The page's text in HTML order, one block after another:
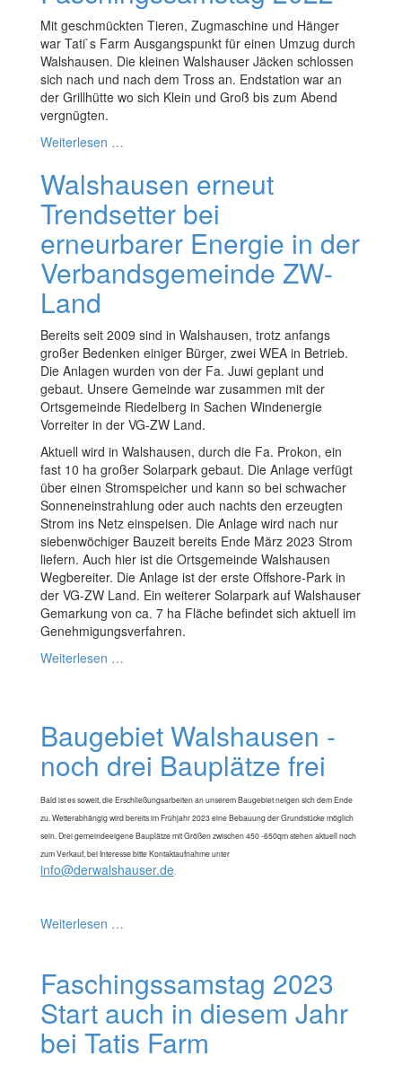
Mit geschmückten Tieren, Zugmaschine und Hänger
war Tati`s Farm Ausgangspunkt für einen Umzug durch
Walshausen. Die kleinen Walshauser Jäcken schlossen
sich nach und nach dem Tross an. Endstation war an
der Grillhütte wo sich Klein und Groß bis zum Abend
vergnügten.
Weiterlesen …
Walshausen erneut
Trendsetter bei
erneurbarer Energie in der
Verbandsgemeinde ZW-
Land
Bereits seit 2009 sind in Walshausen, trotz anfangs
großer Bedenken einiger Bürger, zwei WEA in Betrieb.
Die Anlagen wurden von der Fa. Juwi geplant und
gebaut. Unsere Gemeinde war zusammen mit der
Ortsgemeinde Riedelberg in Sachen Windenergie
Vorreiter in der VG-ZW Land.
Aktuell wird in Walshausen, durch die Fa. Prokon, ein
fast 10 ha großer Solarpark gebaut. Die Anlage verfügt
über einen Stromspeicher und kann so bei schwacher
Sonneneinstrahlung oder auch nachts den erzeugten
Strom ins Netz einspeisen. Die Anlage wird nach nur
siebenwöchiger Bauzeit bereits Ende März 2023 Strom
liefern. Auch hier ist die Ortsgemeinde Walshausen
Wegbereiter. Die Anlage ist der erste Offshore-Park in
der VG-ZW Land. Ein weiterer Solarpark auf Walshauser
Gemarkung von ca. 7 ha Fläche befindet sich aktuell im
Genehmigungsverfahren.
Weiterlesen …
Baugebiet Walshausen -
noch drei Bauplätze frei
Bald ist es soweit, die Erschließungsarbeiten an unserem Baugebiet neigen sich dem Ende
zu. Wetterabhängig wird bereits im Frühjahr 2023 eine Bebauung der Grundstücke möglich
sein. Drei gemeindeeigene Bauplätze mit Größen zwischen 450 -650qm stehen aktuell noch
zum Verkauf, bei Interesse bitte Kontaktaufnahme unter
info@derwalshauser.de
Weiterlesen …
Faschingssamstag 2023
Start auch in diesem Jahr
bei Tatis Farm